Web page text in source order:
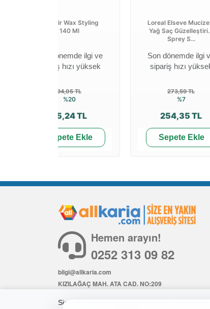
Bonhair Wax Styling
140 Ml
Son dönemde ilgi ve
sipariş hızı yüksek
94,05 TL
%20
75,24 TL
Sepete Ekle
Loreal Elseve
Yağ Saç
Sprey S...
Son dönemde ilgi
sipariş hızı
273,59 TL
%7
254,35 TL
Sepete Ekle
Size daha iyi bir alışveriş deneyimi sunmak
Hemen arayın!
0252 313 09 82
bilgi@allkaria.com
KIZILAĞAÇ MAH. ATA CAD. NO:209